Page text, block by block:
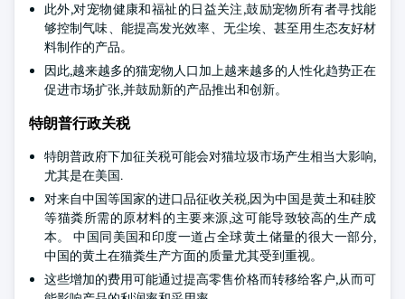
此外,对宠物健康和福祉的日益关注,鼓励宠物所有者寻找能
够控制气味、能提高发光效率、无尘埃、甚至用生态友好材
料制作的产品。
因此,越来越多的猫宠物人口加上越来越多的人性化趋势正在
促进市场扩张,并鼓励新的产品推出和创新。
特朗普行政关税
特朗普政府下加征关税可能会对猫垃圾市场产生相当大影响,
尤其是在美国.
对来自中国等国家的进口品征收关税,因为中国是黄土和硅胶
等猫粪所需的原材料的主要来源,这可能导致较高的生产成
本。 中国同美国和印度一道占全球黄土储量的很大一部分,
中国的黄土在猫粪生产方面的质量尤其受到重视。
这些增加的费用可能通过提高零售价格而转移给客户,从而可